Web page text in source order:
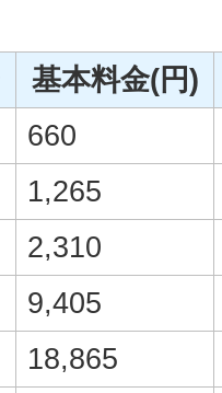
基本料金(円)
660
1,265
2,310
9,405
18,865